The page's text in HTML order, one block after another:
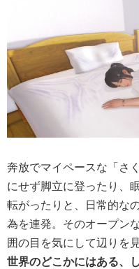
奔放でマイペースな「さ
にせず脚立に登ったり、
転がったりと、日常的な
為を連発。そのオープン
囲の目を気にして辺りを
世界のどこかにはある、